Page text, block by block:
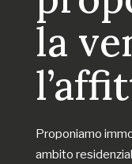
la
Proponiamo
ambito